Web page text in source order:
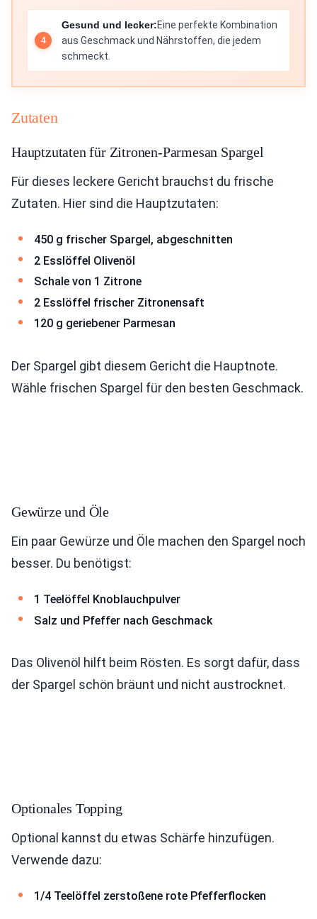
Gesund und lecker:Eine perfekte Kombination
aus Geschmack und Nährstoffen, die jedem
schmeckt.
Zutaten
Hauptzutaten für Zitronen-Parmesan Spargel
Für dieses leckere Gericht brauchst du frische
Zutaten. Hier sind die Hauptzutaten:
450 g frischer Spargel, abgeschnitten
2 Esslöffel Olivenöl
Schale von 1 Zitrone
2 Esslöffel frischer Zitronensaft
120 g geriebener Parmesan
Der Spargel gibt diesem Gericht die Hauptnote.
Wähle frischen Spargel für den besten Geschmack.
Gewürze und Öle
Ein paar Gewürze und Öle machen den Spargel noch
besser. Du benötigst:
1 Teelöffel Knoblauchpulver
Salz und Pfeffer nach Geschmack
Das Olivenöl hilft beim Rösten. Es sorgt dafür, dass
der Spargel schön bräunt und nicht austrocknet.
Optionales Topping
Optional kannst du etwas Schärfe hinzufügen.
Verwende dazu:
1/4 Teelöffel zerstoßene rote Pfefferflocken